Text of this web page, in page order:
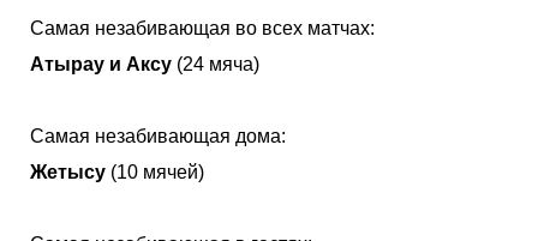
Самая незабивающая во всех матчах:
Атырау и Аксу (24 мяча)
Самая незабивающая дома:
Жетысу (10 мячей)